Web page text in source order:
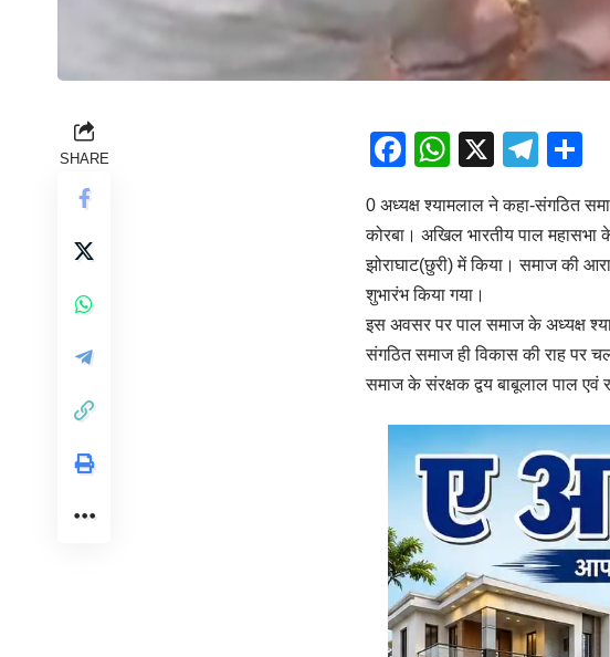
SHARE Facebook
WhatsApp
X
0 अध्यक्ष श्यामलाल ने कहा-संगठित
कोरबा। अखिल भारतीय पाल
झोराघाट(छुरी) में किया। समाज की
शुभारंभ किया गया।
इस अवसर पर पाल समाज के अध्यक्ष
संगठित समाज ही विकास की राह पर
समाज के संरक्षक द्वय बाबूलाल पाल